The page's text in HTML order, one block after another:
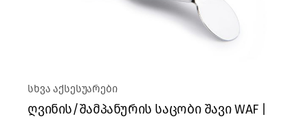
სხვა აქსესუარები
ღვინის/შამპანურის საცობი შავი WAF |